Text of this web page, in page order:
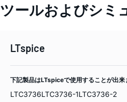
ツールおよびシミ
LTspice
下記製品はLTspiceで使用することが出来
LTC3736LTC3736-1LTC3736-2